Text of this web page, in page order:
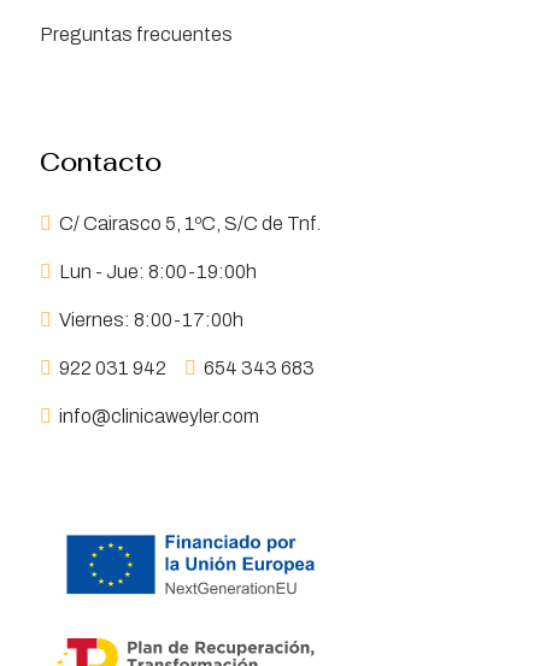
Preguntas frecuentes
Contacto
C/ Cairasco 5, 1ºC, S/C de Tnf.
Lun - Jue: 8:00-19:00h
Viernes: 8:00-17:00h
922 031 942 654 343 683
info@clinicaweyler.com